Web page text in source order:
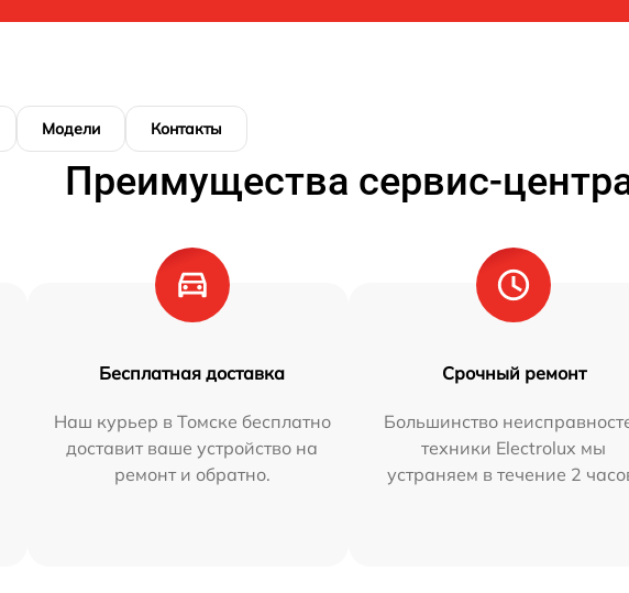
Модели Контакты
Преимущества сервис-
Бесплатная доставка
Наш курьер в Томске бесплатно
доставит ваше устройство на
ремонт и обратно.
Срочный ремонт
Большинство
техники Electrolux мы
устраняем в течение 2